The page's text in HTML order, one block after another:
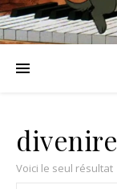
divenire
Voici le seul résultat